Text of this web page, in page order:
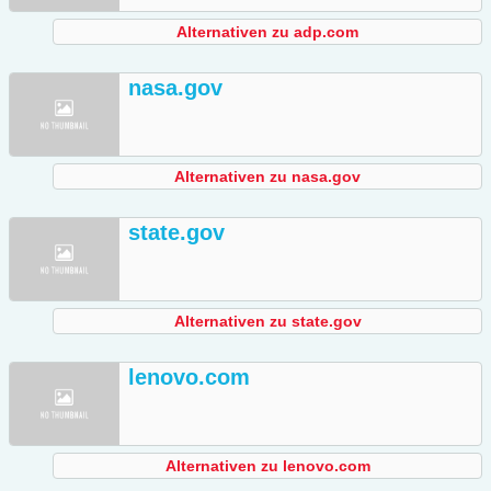
Alternativen zu adp.com
nasa.gov
Alternativen zu nasa.gov
state.gov
Alternativen zu state.gov
lenovo.com
Alternativen zu lenovo.com